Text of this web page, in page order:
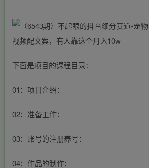
下面是项目的课程目录：
01：项目介绍：
02：准备工作：
03：账号的注册养号：
04：作品的制作：